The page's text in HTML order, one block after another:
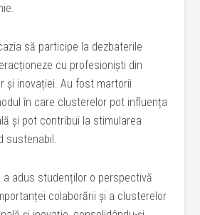
să participe la dezbaterile
cu profesioniști din
și inovației. Au fost martorii
în care clusterelor pot influența
și pot contribui la stimularea
sustenabil.
adus studenților o perspectivă
colaborării și a clusterelor